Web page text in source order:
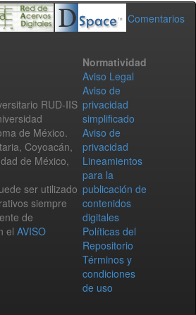
Comentarios
RUD-IIS
de México.
Coyoacán,
de México,
ser utilizado
siempre
de
el AVISO
Normatividad
Aviso Legal
Aviso de
privacidad
simplificado
Aviso de
privacidad
Lineamientos
para la
publicación de
contenidos
digitales
Políticas del
Repositorio
Términos y
condiciones
de uso